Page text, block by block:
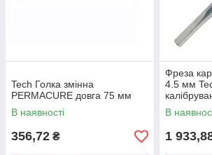
Tech Голка змінна
PERMACURE довга 75 мм
В наявності
356,72 ₴
Фреза
4.5 мм
шинах
В
1